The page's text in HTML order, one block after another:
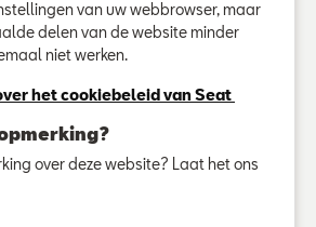
van uw webbrowser, maar
delen van de website minder
niet werken.
het cookiebeleid van Seat
over deze website? Laat het ons